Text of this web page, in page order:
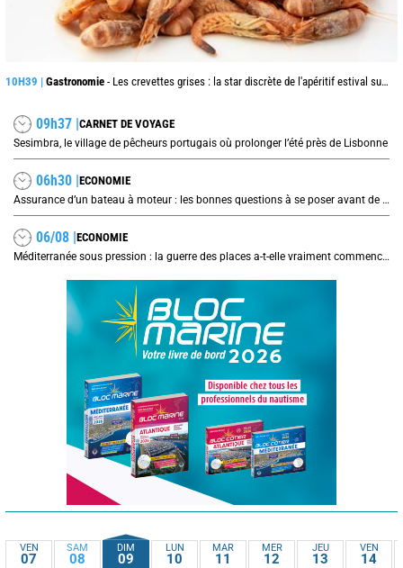
10H39 | Gastronomie - Les crevettes grises : la star discrète de l'apéritif estival sur les côtes de la mer du Nord
09h37 |CARNET DE VOYAGE
Sesimbra, le village de pêcheurs portugais où prolonger l’été près de Lisbonne
06h30 |ECONOMIE
Assurance d’un bateau à moteur : les bonnes questions à se poser avant de signer son contrat
06/08 |ECONOMIE
Méditerranée sous pression : la guerre des places a-t-elle vraiment commencé ?
VEN
07
SAM
08
DIM
09
LUN
10
MAR
11
MER
12
JEU
13
VEN
14